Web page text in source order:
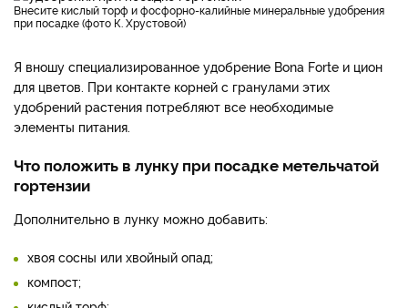
Внесите кислый торф и фосфорно-калийные минеральные удобрения
при посадке (фото К. Хрустовой)
Я вношу специализированное удобрение Bona Forte и цион
для цветов. При контакте корней с гранулами этих
удобрений растения потребляют все необходимые
элементы питания.
Что положить в лунку при посадке метельчатой
гортензии
Дополнительно в лунку можно добавить:
хвоя сосны или хвойный опад;
компост;